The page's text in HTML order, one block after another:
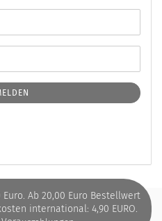
Ab 20,00 Euro Bestellwert
international: 4,90 EURO.